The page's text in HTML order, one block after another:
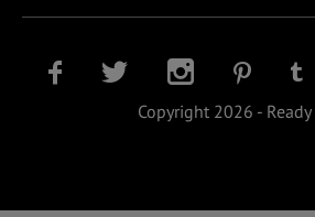
Copyright 2026 - Ready